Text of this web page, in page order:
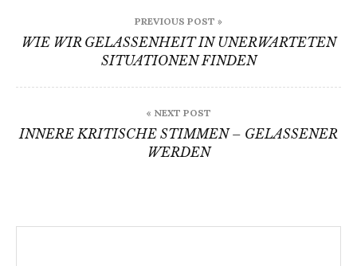
PREVIOUS POST »
WIE WIR GELASSENHEIT IN UNERWARTETEN
SITUATIONEN FINDEN
« NEXT POST
INNERE KRITISCHE STIMMEN – GELASSENER
WERDEN